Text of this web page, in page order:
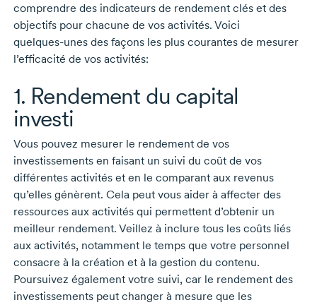
comprendre des indicateurs de rendement clés et des
objectifs pour chacune de vos activités. Voici
quelques-unesdes façons les plus courantes de mesurer
l’efficacité de vos activités:
1. Rendement du capital
investi
Vous pouvez mesurer le rendement de vos
investissements en faisant un suivi du coût de vos
différentes activités et en le comparant aux revenus
qu’elles génèrent. Cela peut vous aider à affecter des
ressources aux activités qui permettent d’obtenir un
meilleur rendement. Veillez à inclure tous les coûts liés
aux activités, notamment le temps que votre personnel
consacre à la création et à la gestion du contenu.
Poursuivez également votre suivi, car le rendement des
investissements peut changer à mesure que les